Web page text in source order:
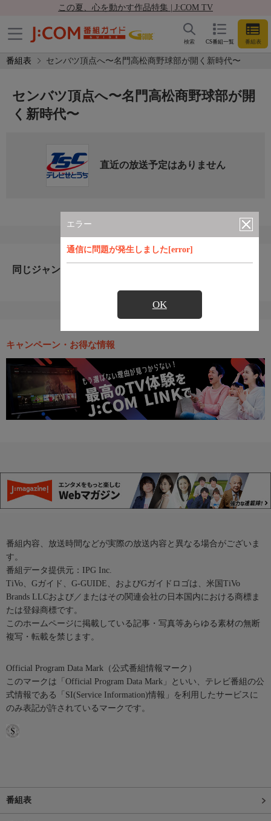
この夏、心を動かす作品特集 | J:COM TV
CS番組一覧 番組表
検索
番組表 センバツ頂点へ〜名門高松商野球部が開く新時代〜
エラー
通信に問題が発生しました[error]
OK
センバツ頂点へ〜名門高松商野球部が開
く新時代〜
直近の放送予定はありません
同じジャンルのおすすめ番組
キャンペーン・お得な情報
番組内容、放送時間などが実際の放送内容と異なる場合がございま
す。
番組データ提供元：IPG Inc.
TiVo、Gガイド、G-GUIDE、およびGガイドロゴは、米国TiVo
Brands LLCおよび／またはその関連会社の日本国内における商標ま
たは登録商標です。
このホームページに掲載している記事・写真等あらゆる素材の無断
複写・転載を禁じます。
Official Program Data Mark（公式番組情報マーク）
このマークは「Official Program Data Mark」といい、テレビ番組の公
式情報である「SI(Service Information)情報」を利用したサービスに
のみ表記が許されているマークです。
番組表